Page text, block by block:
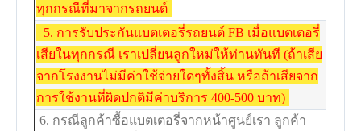
ทุกกรณีที่มาจากรถยนต์
5. การรับประกันแบตเตอรี่รถยนต์ FB เมื่อแบตเตอรี่
เสียในทุกกรณี เราเปลี่ยนลูกใหม่ให้ท่านทันที (ถ้าเสีย
จากโรงงานไม่มีค่าใช้จ่ายใดๆทั้งสิ้น หรือถ้าเสียจาก
การใช้งานที่ผิดปกติมีค่าบริการ 400-500 บาท)
6. กรณีลูกค้าซื้อแบตเตอรี่จากหน้าศูนย์เรา ลูกค้า